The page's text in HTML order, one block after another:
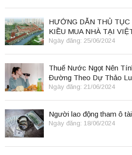
HƯỚNG DẪN THỦ
KIỀU MUA NHÀ TẠI
ĐAI 2024
Ngày đăng: 25/06/2024
Thuế Nước Ngọt Nên
Đường Theo Dự Thảo
Biệt
Ngày đăng: 21/06/2024
Người lao động tham ô
Ngày đăng: 18/06/2024